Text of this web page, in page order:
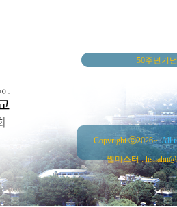
50주년기념
Copyright ⓒ2026~ All
웹마스터 :